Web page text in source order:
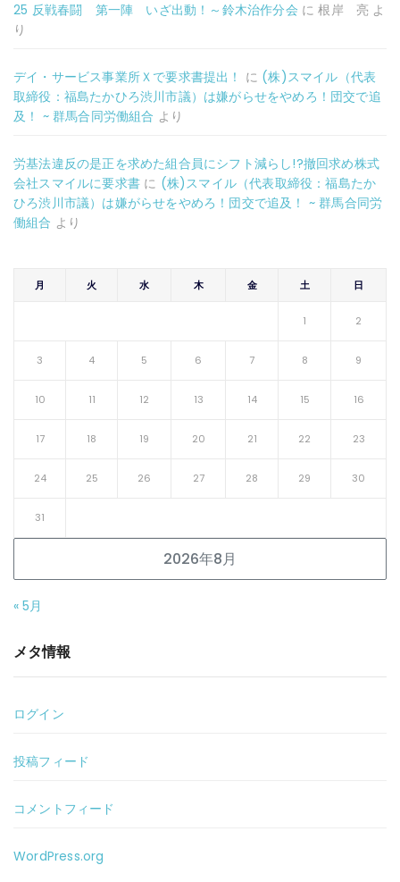
25 反戦春闘 第一陣 いざ出動！～鈴木治作分会 に根岸 亮 よ
り
デイ・サービス事業所Ｘで要求書提出！ に (株)スマイル（代表
取締役：福島たかひろ渋川市議）は嫌がらせをやめろ！団交で追
及！ ~ 群馬合同労働組合 より
労基法違反の是正を求めた組合員にシフト減らし!?撤回求め株式
会社スマイルに要求書 に (株)スマイル（代表取締役：福島たか
ひろ渋川市議）は嫌がらせをやめろ！団交で追及！ ~ 群馬合同労
働組合 より
2026年8月
月 火 水 木 金 土 日
1 2
3 4 5 6 7 8 9
10 11 12 13 14 15 16
17 18 19 20 21 22 23
24 25 26 27 28 29 30
31
« 5月
メタ情報
ログイン
投稿フィード
コメントフィード
WordPress.org